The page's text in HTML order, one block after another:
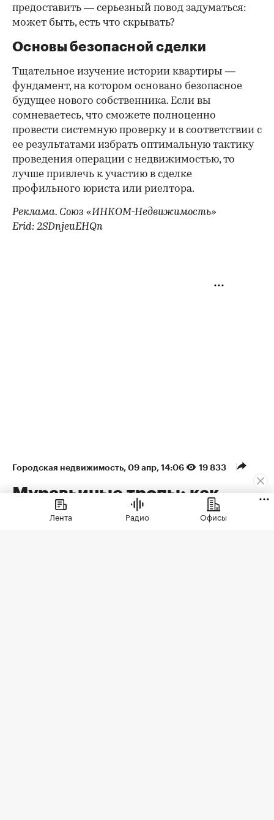
предоставить — серьезный повод задуматься:
может быть, есть что скрывать?
Основы безопасной сделки
Тщательное изучение истории квартиры —
фундамент, на котором основано безопасное
будущее нового собственника. Если вы
сомневаетесь, что сможете полноценно
провести системную проверку и в соответствии с
ее результатами избрать оптимальную тактику
проведения операции с недвижимостью, то
лучше привлечь к участию в сделке
профильного юриста или риелтора.
Реклама. Союз «ИНКОМ-Недвижимость»
Erid: 2SDnjeuEHQn
Городская недвижимость⁠, 09 апр, 14:06 19 833
Муравьиные тропы: как
арендаторы формируют
Лента Радио Офисы